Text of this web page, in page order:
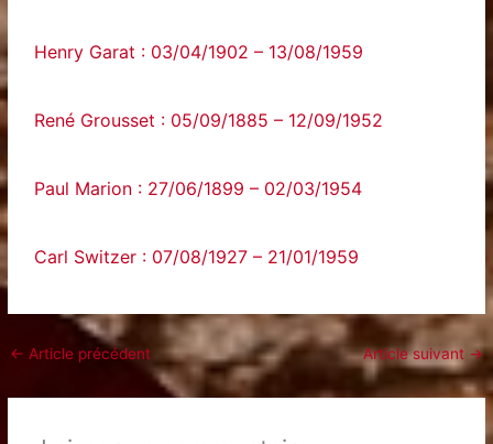
Henry Garat : 03/04/1902 – 13/08/1959
René Grousset : 05/09/1885 – 12/09/1952
Paul Marion : 27/06/1899 – 02/03/1954
Carl Switzer : 07/08/1927 – 21/01/1959
← Article précédent Article suivant →